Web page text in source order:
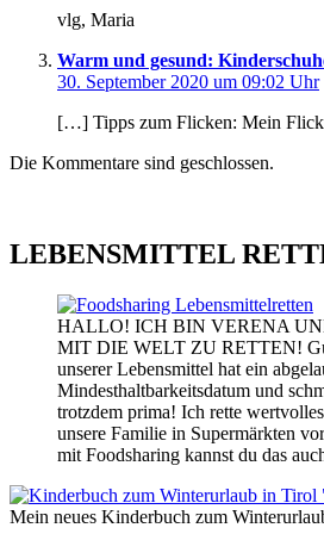
vlg, Maria
Warm und gesund:
30. September 2020 um 09:02 Uhr
[…] Tipps zum Flicken: Mein
Die Kommentare sind geschlossen.
LEBENSMITTEL
HALLO! ICH BIN VERENA
MIT DIE WELT ZU RETTEN!
unserer Lebensmittel hat ein
Mindesthaltbarkeitsdatum und
trotzdem prima! Ich rette
unsere Familie in Supermärkten
mit Foodsharing kannst du das
Mein neues Kinderbuch zum